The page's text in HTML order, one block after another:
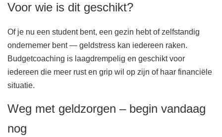
Voor wie is dit geschikt?
Of je nu een student bent, een gezin hebt of zelfstandig
ondernemer bent — geldstress kan iedereen raken.
Budgetcoaching is laagdrempelig en geschikt voor
iedereen die meer rust en grip wil op zijn of haar financiële
situatie.
Weg met geldzorgen – begin vandaag
nog